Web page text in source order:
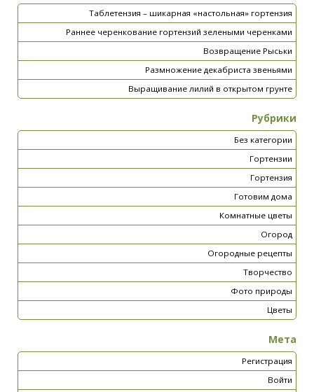
Таблетензия – шикарная «настольная» гортензия
Раннее черенкование гортензий зелеными черенками
Возвращение Рыськи
Размножение декабриста звеньями
Выращивание лилий в открытом грунте
Рубрики
Без категории
Гортензии
Гортензия
Готовим дома
Комнатные цветы
Огород
Огородные рецепты
Творчество
Фото природы
Цветы
Мета
Регистрация
Войти